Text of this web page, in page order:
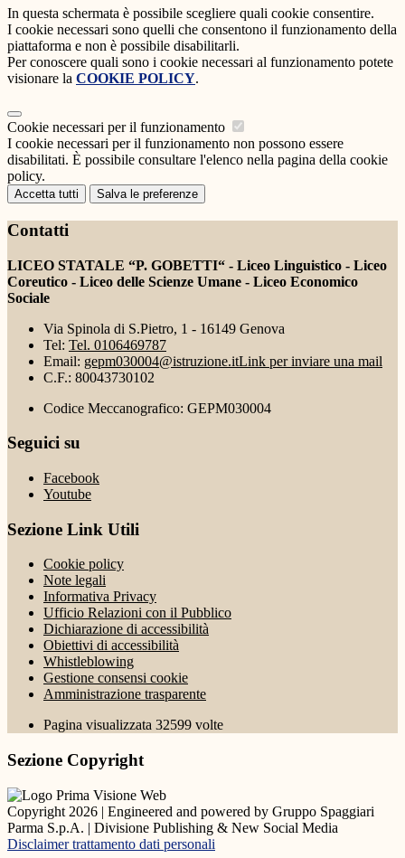
In questa schermata è possibile scegliere quali cookie consentire.
I cookie necessari sono quelli che consentono il funzionamento della
piattaforma e non è possibile disabilitarli.
Per conoscere quali sono i cookie necessari al funzionamento potete
visionare la COOKIE POLICY.
Cookie necessari per il funzionamento
I cookie necessari per il funzionamento non possono essere
disabilitati. È possibile consultare l'elenco nella pagina della cookie
policy.
Accetta tutti Salva le preferenze
Contatti
LICEO STATALE “P. GOBETTI“ - Liceo Linguistico - Liceo
Coreutico - Liceo delle Scienze Umane - Liceo Economico
Sociale
Via Spinola di S.Pietro, 1 - 16149 Genova
Tel: Tel. 0106469787
Email: gepm030004@istruzione.itLink per inviare una mail
C.F.: 80043730102
Codice Meccanografico: GEPM030004
Seguici su
Facebook
Youtube
Sezione Link Utili
Cookie policy
Note legali
Informativa Privacy
Ufficio Relazioni con il Pubblico
Dichiarazione di accessibilità
Obiettivi di accessibilità
Whistleblowing
Gestione consensi cookie
Amministrazione trasparente
Pagina visualizzata 32599 volte
Sezione Copyright
Copyright 2026 | Engineered and powered by Gruppo Spaggiari
Parma S.p.A. | Divisione Publishing & New Social Media
Disclaimer trattamento dati personali